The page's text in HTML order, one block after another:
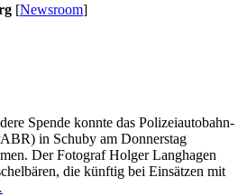
[Newsroom]
Spende konnte das Polizeiautobahn-
in Schuby am Donnerstag
Der Fotograf Holger Langhagen
die künftig bei Einsätzen mit